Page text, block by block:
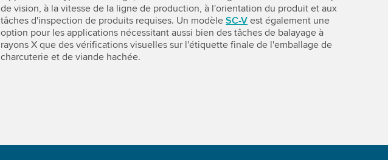
de vision, à la vitesse de la ligne de production, à l'orientation du produit et aux
tâches d'inspection de produits requises. Un modèleSC-V est également une
option pour les applications nécessitant aussi bien des tâches de balayage à
rayons X que des vérifications visuelles sur l'étiquette finale de l'emballage de
charcuterie et de viande hachée.